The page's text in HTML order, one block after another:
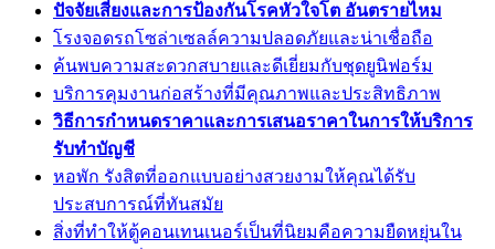
ปัจจัยเสี่ยงและการป้องกันโรคหัวใจโต อันตรายไหม
โรงจอดรถโซล่าเซลล์ความปลอดภัยและน่าเชื่อถือ
ค้นพบความสะดวกสบายและดีเยี่ยมกับชุดยูนิฟอร์ม
บริการคุมงานก่อสร้างที่มีคุณภาพและประสิทธิภาพ
วิธีการกำหนดราคาและการเสนอราคาในการให้บริการ
รับทำบัญชี
หอพัก รังสิตที่ออกแบบอย่างสวยงามให้คุณได้รับ
ประสบการณ์ที่ทันสมัย
สิ่งที่ทำให้ตู้คอนเทนเนอร์เป็นที่นิยมคือความยืดหยุ่นใน